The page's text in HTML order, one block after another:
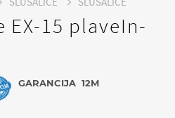
EX-15 plaveIn-
GARANCIJA 12M